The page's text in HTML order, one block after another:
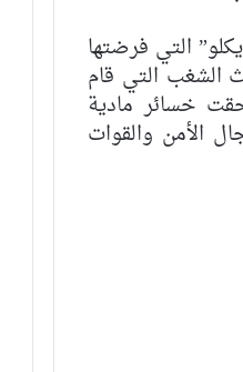
التي فرضتها
الشغب التي قام
خسائر مادية
الأمن والقوات